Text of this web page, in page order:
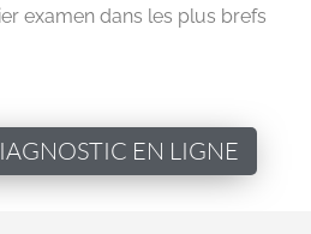
examen dans les plus brefs
EN LIGNE